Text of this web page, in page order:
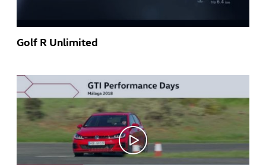
Golf R Unlimited